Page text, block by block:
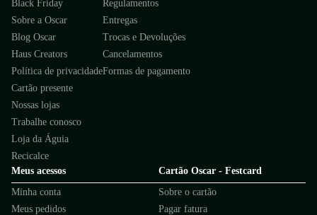
Black Friday
Sobre a Oscar
Blog Oscar
Haus Creators
Política de privacidade
Cartão presente
Nossas lojas
Trabalhe conosco
Loja da Águia
Recicalce
Regulamentos
Entregas
Trocas e Devoluções
Cancelamentos
Formas de pagamento
Meus acessos
Minha conta
Meus pedidos
Cartão Oscar - Festcard
Sobre o cartão
Pagar fatura